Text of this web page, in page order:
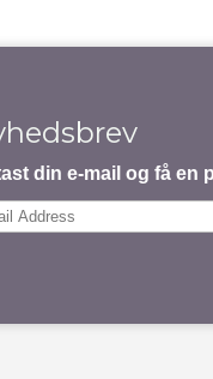
din e-mail og få